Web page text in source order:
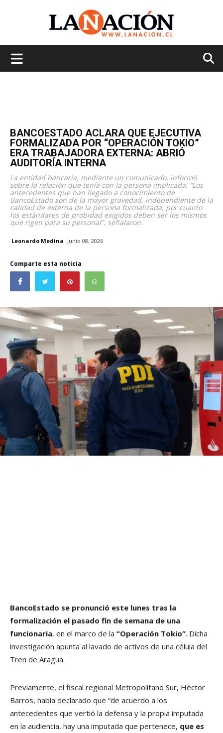
BANCOESTADO ACLARA QUE EJECUTIVA
FORMALIZADA POR “OPERACIÓN TOKIO”
ERA TRABAJADORA EXTERNA: ABRIÓ
AUDITORÍA INTERNA
La entidad bancaria, mediante un comunicado, informó
sobre la relación que tenía con la persona implicada. “Los
antecedentes que han llegado a conocimiento de
BancoEstado son de la mayor gravedad, independiente de la
calidad de externa de la persona formalizada, por cuanto
los estándares de probidad exigidos deben ser los mismos
que rigen para su personal”, señalaron.
Leonardo Medina Junio 08, 2026
Comparte esta noticia
BancoEstado se pronunció este lunes tras la
formalización el pasado fin de semana de una
funcionaria, en el marco de la “Operación Tokio”. Dicha
investigación apunta al lavado de activos de una célula del
Tren de Aragua.
Previamente, el fiscal regional Metropolitano Sur, Héctor
Barros, había declarado que “de acuerdo a los
antecedentes que vertió la defensa y la propia imputada
en la audiencia, hay una imputada que pertenece, que es